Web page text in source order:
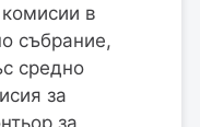
в
събрание,
средно
за
за